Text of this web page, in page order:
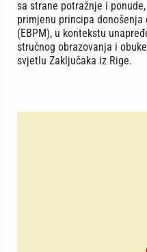
sa strane potražnje i
primjenu principa donošenja
(EBPM), u kontekstu
stručnog obrazovanja i
svjetlu Zaključaka iz Rige.